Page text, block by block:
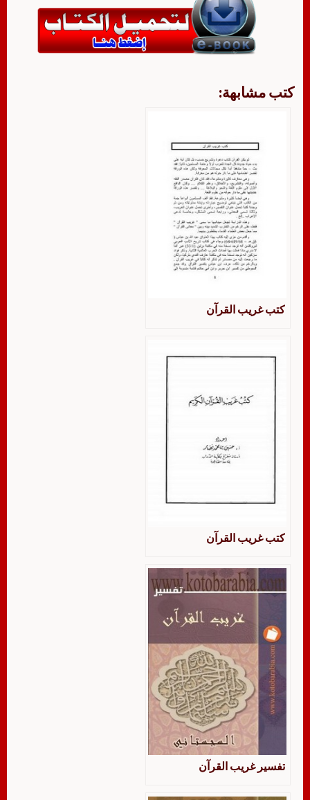
كتب مشابهة:
كتب غريب القرآن
كتب غريب القرآن
تفسير غريب القرآن